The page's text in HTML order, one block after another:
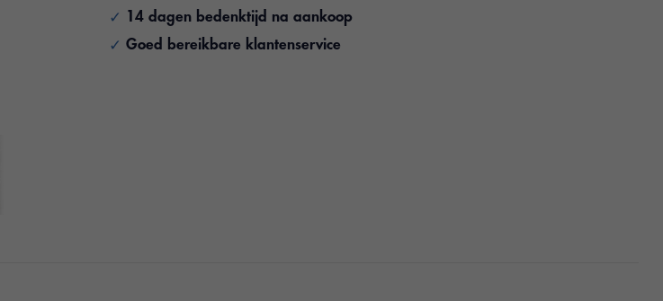
14 dagen bedenktijd na aankoop
Goed bereikbare klantenservice